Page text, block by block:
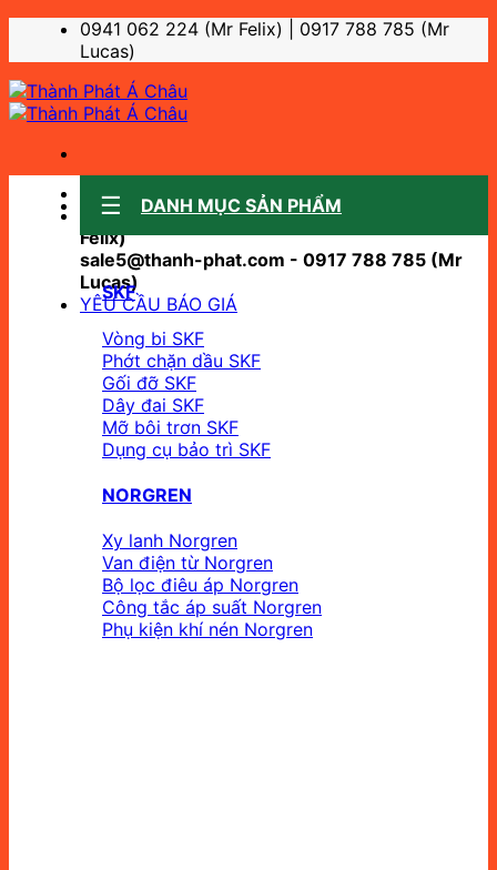
dung
0941 062 224 (Mr Felix) | 0917 788 785 (Mr
Lucas)
Sale support:
sale10@thanh-phat.com - 0941 062 224 (Mr
Felix)
sale5@thanh-phat.com - 0917 788 785 (Mr
Lucas)
YÊU CẦU BÁO GIÁ
DANH MỤC SẢN PHẨM
SKF
Vòng bi SKF
Phớt chặn dầu SKF
Gối đỡ SKF
Dây đai SKF
Mỡ bôi trơn SKF
Dụng cụ bảo trì SKF
NORGREN
Xy lanh Norgren
Van điện từ Norgren
Bộ lọc điêu áp Norgren
Công tắc áp suất Norgren
Phụ kiện khí nén Norgren